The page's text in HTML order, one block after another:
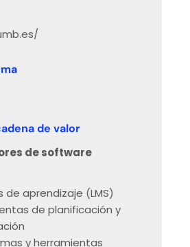
de valor
de software
de aprendizaje (LMS)
de planificación y
y herramientas